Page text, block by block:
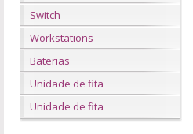
Switch
Workstations
Baterias
Unidade de fita
Unidade de fita